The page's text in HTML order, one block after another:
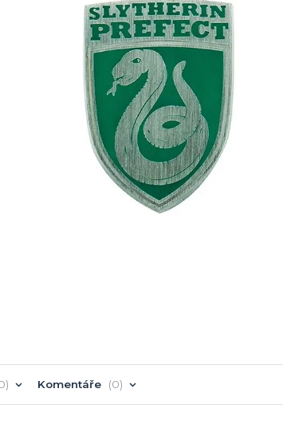
Komentáře 0